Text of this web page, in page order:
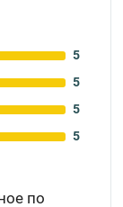
5
5
5
5
по